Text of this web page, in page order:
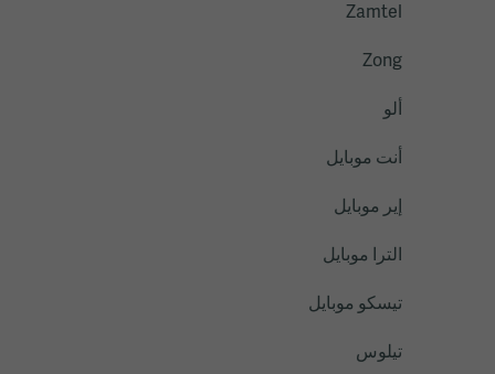
Zamtel
Zong
ألو
أنت موبايل
إير موبايل
الترا موبايل
تيسكو موبايل
تيلوس